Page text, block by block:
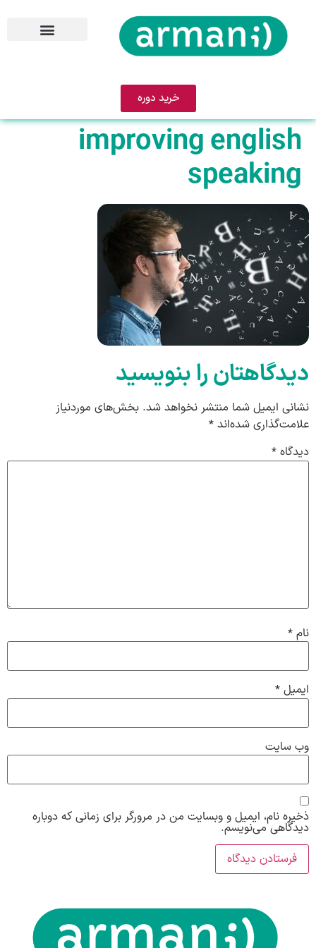
خرید دوره
improving english
speaking
دیدگاهتان را بنویسید
نشانی ایمیل شما منتشر نخواهد شد. بخش‌های موردنیاز
علامت‌گذاری شده‌اند *
دیدگاه *
نام *
ایمیل *
وب‌ سایت
ذخیره نام، ایمیل و وبسایت من در مرورگر برای زمانی که دوباره
دیدگاهی می‌نویسم.